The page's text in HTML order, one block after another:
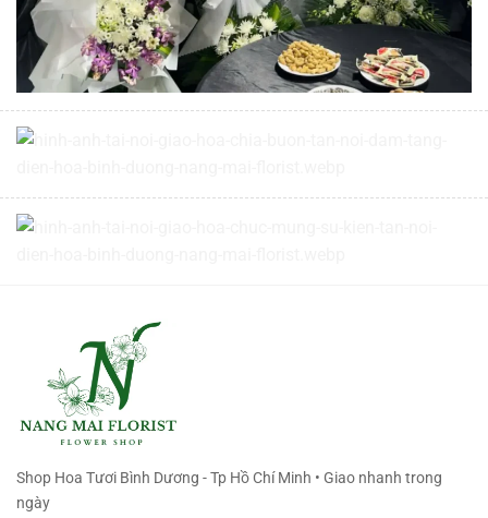
Shop Hoa Tươi Bình Dương - Tp Hồ Chí Minh • Giao nhanh trong
ngày